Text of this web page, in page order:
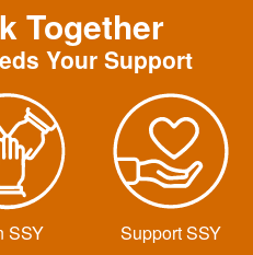
Together
Your Support
SSY Support SSY